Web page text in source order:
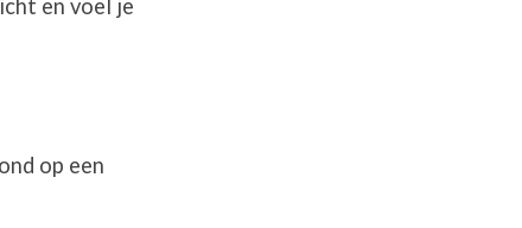
en voel je
op een